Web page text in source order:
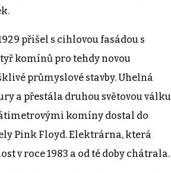
přišel s cihlovou fasádou s
komínů pro tehdy novou
průmyslové stavby. Uhelná
a přestála druhou světovou válku
komíny dostal do
Pink Floyd. Elektrárna, která
v roce 1983 a od té doby chátrala.